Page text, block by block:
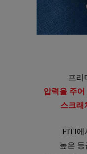
프리
압력을 주
스크래
FITI에
높은